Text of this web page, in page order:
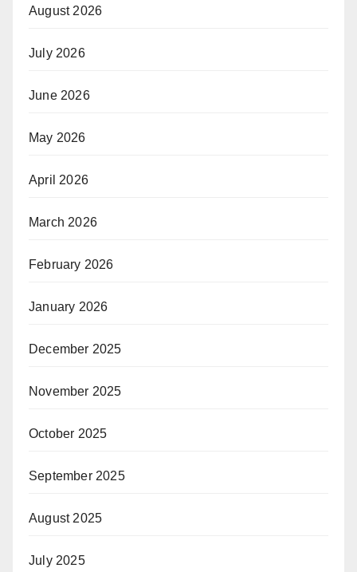
August 2026
July 2026
June 2026
May 2026
April 2026
March 2026
February 2026
January 2026
December 2025
November 2025
October 2025
September 2025
August 2025
July 2025